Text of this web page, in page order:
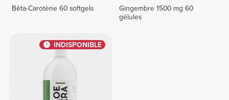
Bêta-Carotène 60 softgels
Gingembre 1500 mg 60
gélules
INDISPONIBLE